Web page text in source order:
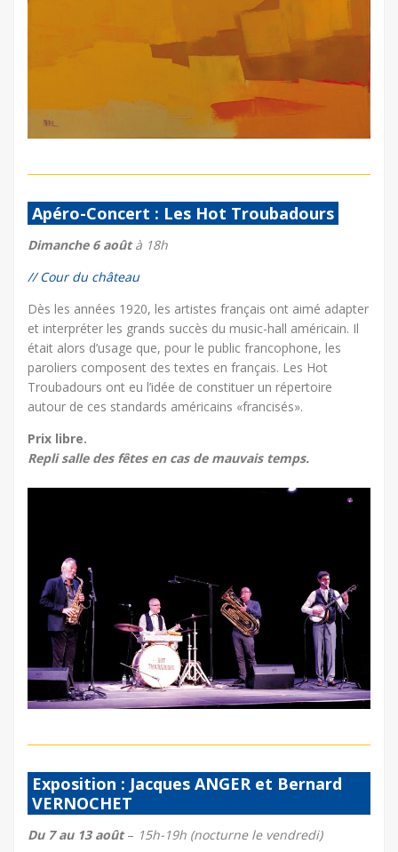
Apéro-Concert : Les Hot Troubadours
Dimanche 6 aoûtà 18h
// Cour du château
Dès les années 1920, les artistes français ont aimé adapter
et interpréter les grands succès du music-hall américain. Il
était alors d’usage que, pour le public francophone, les
paroliers composent des textes en français. Les Hot
Troubadours ont eu l’idée de constituer un répertoire
autour de ces standards américains «francisés».
Prix libre.
Repli salle des fêtes en cas de mauvais temps.
Exposition : Jacques ANGER et Bernard
VERNOCHET
Du 7 au 13 août– 15h-19h (nocturne le vendredi)